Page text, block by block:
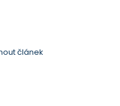
článek